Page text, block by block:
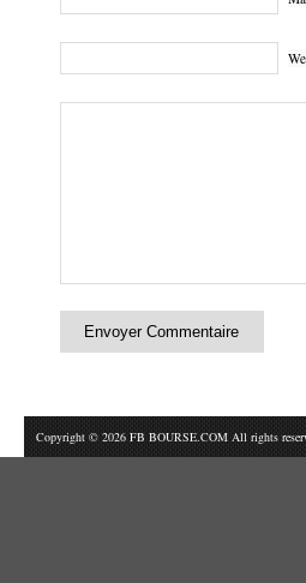
Copyright © 2026 FB BOURSE.COM All rights